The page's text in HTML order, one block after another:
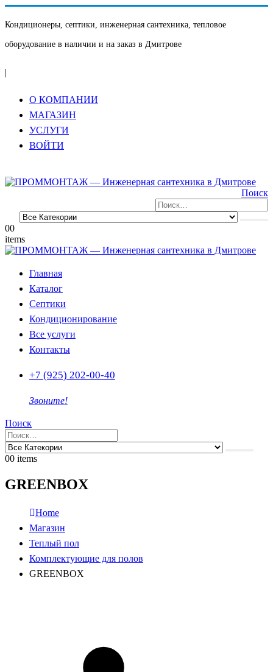
Кондиционеры, септики, инженерная сантехника, тепловое
оборудование в наличии и на заказ в Дмитрове
|
О КОМПАНИИ
МАГАЗИН
УСЛУГИ
ВОЙТИ
Поиск
00
items
Главная
Каталог
Септики
Кондиционирование
Все услуги
Контакты
+7 (925) 202-00-40
Звоните!
Поиск
00 items
GREENBOX
Home
Магазин
Теплый пол
Комплектующие для полов
GREENBOX